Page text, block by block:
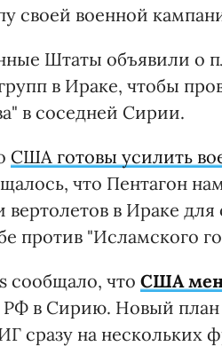
своей военной
Штаты объявили о
в Ираке, чтобы
в соседней Сирии.
США готовы усилить
что Пентагон
в Ираке
против "Исламского
сообщало, что США
РФ в Сирию. Новый
сразу на нескольких